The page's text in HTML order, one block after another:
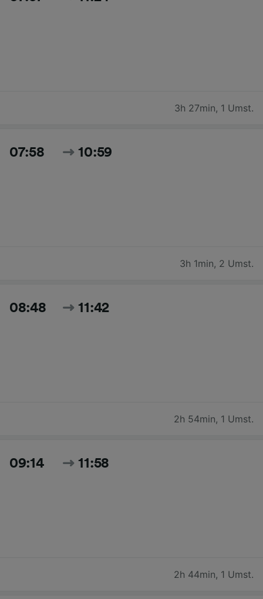
3h 27min, 1 Umst.
07:58 10:59
3h 1min, 2 Umst.
08:48 11:42
2h 54min, 1 Umst.
09:14 11:58
2h 44min, 1 Umst.